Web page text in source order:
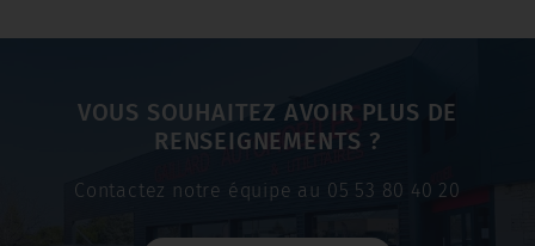
VOUS SOUHAITEZ AVOIR PLUS DE
RENSEIGNEMENTS ?
Contactez notre équipe au 05 53 80 40 20